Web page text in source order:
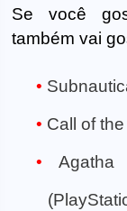
Se você
também vai
Call of